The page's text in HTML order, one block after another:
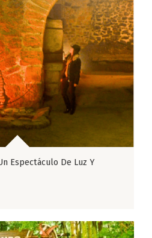
Espectáculo De Luz Y